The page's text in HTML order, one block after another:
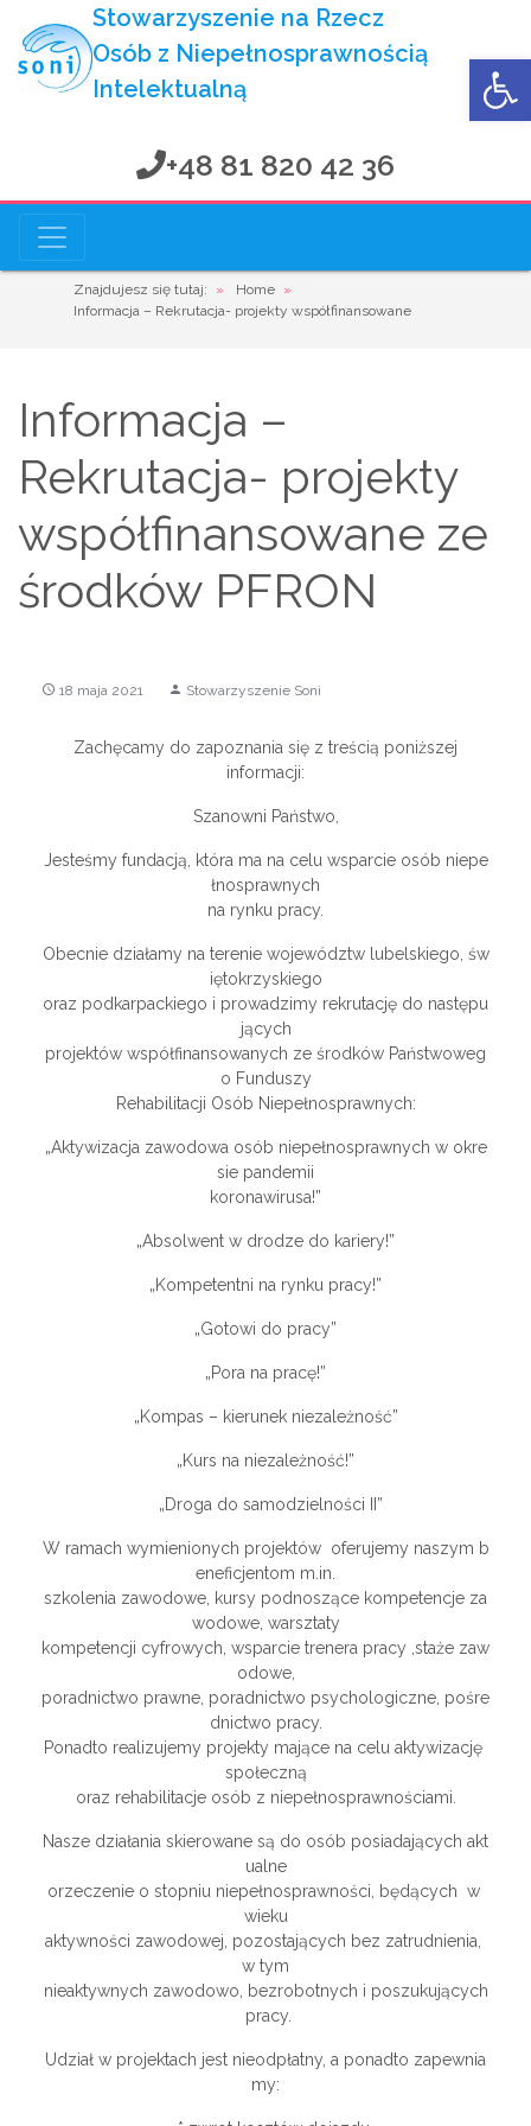
Stowarzyszenie na Rzecz
Osób z Niepełnosprawnością
Intelektualną
Stowarzyszenie na Rzecz
Osób z Niepełnosprawnością Intelektualną
+48 81 820 42 36
Znajdujesz się tutaj: » Home »
Informacja – Rekrutacja- projekty współfinansowane
Informacja –
Rekrutacja- projekty
współfinansowane ze
środków PFRON
access_time 18 maja 2021 person Stowarzyszenie Soni
Zachęcamy do zapoznania się z treścią poniższej
informacji:
Szanowni Państwo,
Jesteśmy fundacją, która ma na celu wsparcie osób niepe
łnosprawnych
na rynku pracy.
Obecnie działamy na terenie województw lubelskiego, św
iętokrzyskiego
oraz podkarpackiego i prowadzimy rekrutację do następu
jących
projektów współfinansowanych ze środków Państwoweg
o Funduszy
Rehabilitacji Osób Niepełnosprawnych:
„Aktywizacja zawodowa osób niepełnosprawnych w okre
sie pandemii
koronawirusa!”
„Absolwent w drodze do kariery!”
„Kompetentni na rynku pracy!”
„Gotowi do pracy”
„Pora na pracę!”
„Kompas – kierunek niezależność”
„Kurs na niezależność!”
„Droga do samodzielności II”
W ramach wymienionych projektów oferujemy naszym b
eneficjentom m.in.
szkolenia zawodowe, kursy podnoszące kompetencje za
wodowe, warsztaty
kompetencji cyfrowych, wsparcie trenera pracy ,staże zaw
odowe,
poradnictwo prawne, poradnictwo psychologiczne, pośre
dnictwo pracy.
Ponadto realizujemy projekty mające na celu aktywizację
społeczną
oraz rehabilitacje osób z niepełnosprawnościami.
Nasze działania skierowane są do osób posiadających akt
ualne
orzeczenie o stopniu niepełnosprawności, będących w
wieku
aktywności zawodowej, pozostających bez zatrudnienia,
w tym
nieaktywnych zawodowo, bezrobotnych i poszukujących
pracy.
Udział w projektach jest nieodpłatny, a ponadto zapewnia
my: